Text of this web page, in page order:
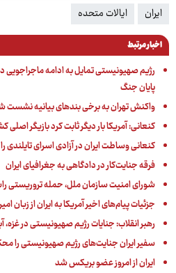
ایران
ایالات متحده
اخبار مرتبط
رژیم صهیونیستی تمایل به ادامه ماجراجویی در
پایان جنگ
واکنش تهران به برخی بندهای بیانیه
کنعانی: آمریکا بار دیگر ثابت کرد بازیگر
کنعانی وساطت ایران در آزادی اسرای تایلندی
فرقه جنایت‌کار در دادگاهی به جغرافیای ایران
شورای امنیت سازمان ملل، حمله تروریستی
جزئیات پیام‌های اخیر آمریکا به ایران از زبان
رهبر انقلاب: جنایات رژیم صهیونیستی در
سفیر ایران جنایت‌های رژیم صهیونیستی را
ایران از امروز عضو بریکس شد